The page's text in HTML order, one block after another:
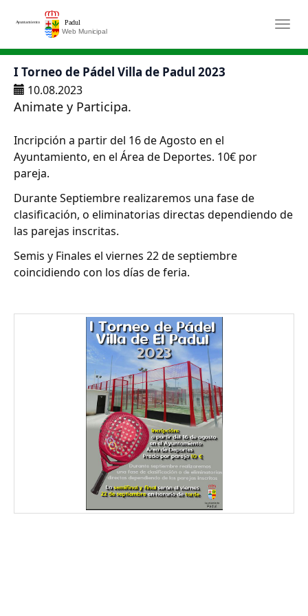
Saltar al contenido principal
I Torneo de Pádel Villa de Padul 2023
10.08.2023
Animate y Participa.
Incripción a partir del 16 de Agosto en el
Ayuntamiento, en el Área de Deportes. 10€ por
pareja.
Durante Septiembre realizaremos una fase de
clasificación, o eliminatorias directas dependiendo de
las parejas inscritas.
Semis y Finales el viernes 22 de septiembre
coincidiendo con los días de feria.